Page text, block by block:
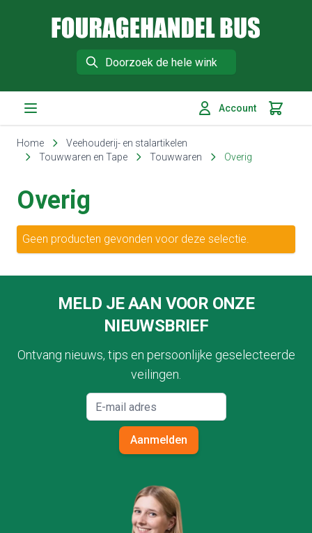
Search
Account
Home
Veehouderij- en stalartikelen
Touwwaren en Tape
Touwwaren Overig
Overig
Geen producten gevonden voor deze selectie.
MELD JE AAN VOOR ONZE
NIEUWSBRIEF
Ontvang nieuws, tips en persoonlijke geselecteerde
veilingen.
Aanmelden